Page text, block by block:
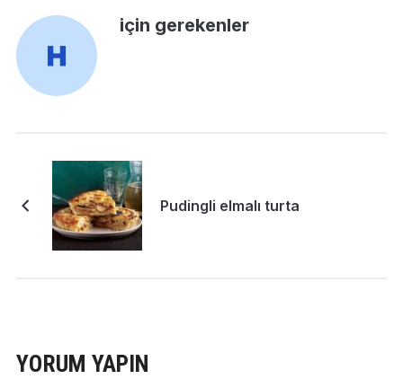
için gerekenler
Pudingli elmalı turta
YORUM YAPIN